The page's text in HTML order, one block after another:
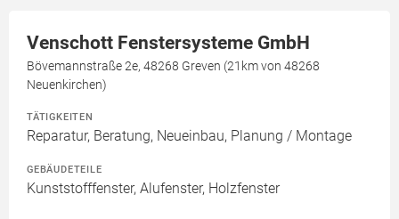
Venschott Fenstersysteme GmbH
Bövemannstraße 2e, 48268 Greven (21km von 48268
Neuenkirchen)
TÄTIGKEITEN
Reparatur, Beratung, Neueinbau, Planung / Montage
GEBÄUDETEILE
Kunststofffenster, Alufenster, Holzfenster